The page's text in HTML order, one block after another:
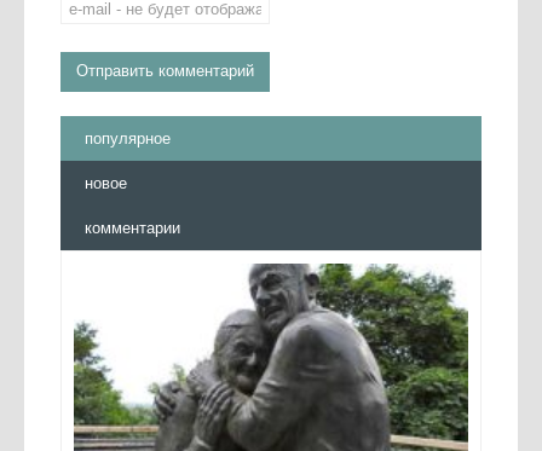
популярное
новое
комментарии